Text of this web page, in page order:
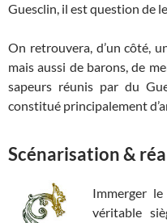
Guesclin, il est question de
On retrouvera, d’un côté,
mais aussi de barons, de
sapeurs réunis par du
constitué principalement
Scénarisation &
Immerger le
véritable